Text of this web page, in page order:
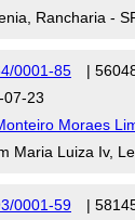
Rancharia -
0001-85
|
07-23
Moraes
Maria Luiza Iv,
0001-59
|